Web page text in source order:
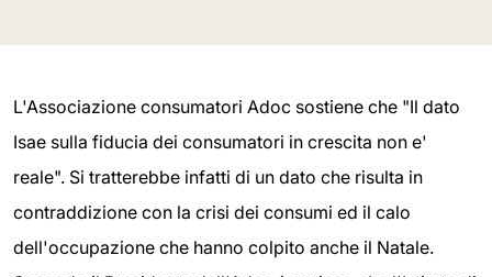
L'Associazione consumatori Adoc sostiene che "Il dato
Isae sulla fiducia dei consumatori in crescita non e'
reale". Si tratterebbe infatti di un dato che risulta in
contraddizione con la crisi dei consumi ed il calo
dell'occupazione che hanno colpito anche il Natale.